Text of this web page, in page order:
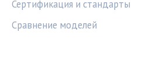
Сертификация и стандарты
Сравнение моделей